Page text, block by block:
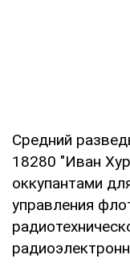
Средний
18280 "Иван
оккупантами
управления